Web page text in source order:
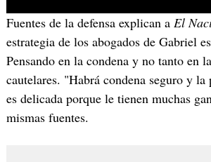
Fuentes de la defensa explican a El
estrategia de los abogados de Gabriel
Pensando en la condena y no tanto en
cautelares. "Habrá condena seguro y
es delicada porque le tienen muchas
mismas fuentes.